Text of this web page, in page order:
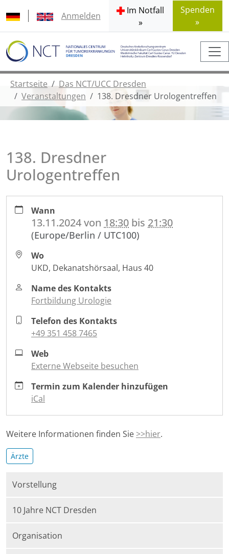
Anmelden
Im Notfall
»
Spenden
»
Startseite
Das NCT/UCC Dresden
Veranstaltungen
138. Dresdner Urologentreffen
138. Dresdner
Urologentreffen
dresden.de/de/das-
dresden/veranstaltungen/138-
dresdner-
urologentreffen
Dresdner
Urologentreffen
11-
13T18:30:00+01:00
2024-
13T21:30:00+01:00
Wann
13.11.2024von 18:30 bis 21:30
(Europe/Berlin / UTC100)
Wo
UKD, Dekanatshörsaal, Haus 40
Name des Kontakts
Fortbildung Urologie
Telefon des Kontakts
+49 351 458 7465
Web
Externe Webseite besuchen
Termin zum Kalender hinzufügen
iCal
Weitere Informationen finden Sie >>hier.
Ärzte
Vorstellung
10 Jahre NCT Dresden
Organisation